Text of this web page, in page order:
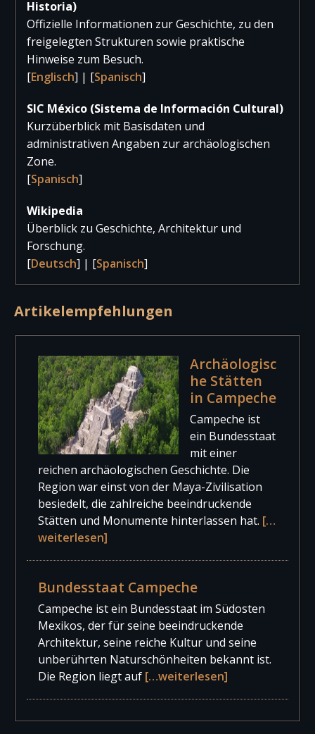
2021
2020
145 0
2019
622
2017
1.189
Historia)
Offizielle Informationen zur Geschichte, zu den
freigelegten Strukturen sowie praktische
Hinweise zum Besuch.
[Englisch] | [Spanisch]
SIC México (Sistema de Información Cultural)
Kurzüberblick mit Basisdaten und
administrativen Angaben zur archäologischen
Zone.
[Spanisch]
Wikipedia
Überblick zu Geschichte, Architektur und
Forschung.
[Deutsch] | [Spanisch]
Artikelempfehlungen
Archäologisc
he Stätten
in Campeche
Campeche ist
ein Bundesstaat
mit einer
reichen archäologischen Geschichte. Die
Region war einst von der Maya-Zivilisation
besiedelt, die zahlreiche beeindruckende
Stätten und Monumente hinterlassen hat. […
weiterlesen]
Bundesstaat Campeche
Campeche ist ein Bundesstaat im Südosten
Mexikos, der für seine beeindruckende
Architektur, seine reiche Kultur und seine
unberührten Naturschönheiten bekannt ist.
Die Region liegt auf […weiterlesen]